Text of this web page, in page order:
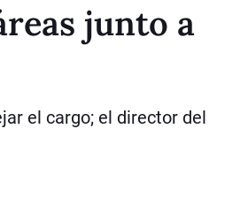
junto a
el cargo; el director del